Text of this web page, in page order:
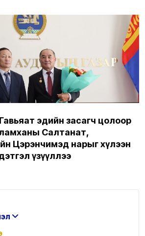
эдийн засагч цолоор
Салтанат,
Цэрэнчимэд нарыг хүлээн
үзүүллээ